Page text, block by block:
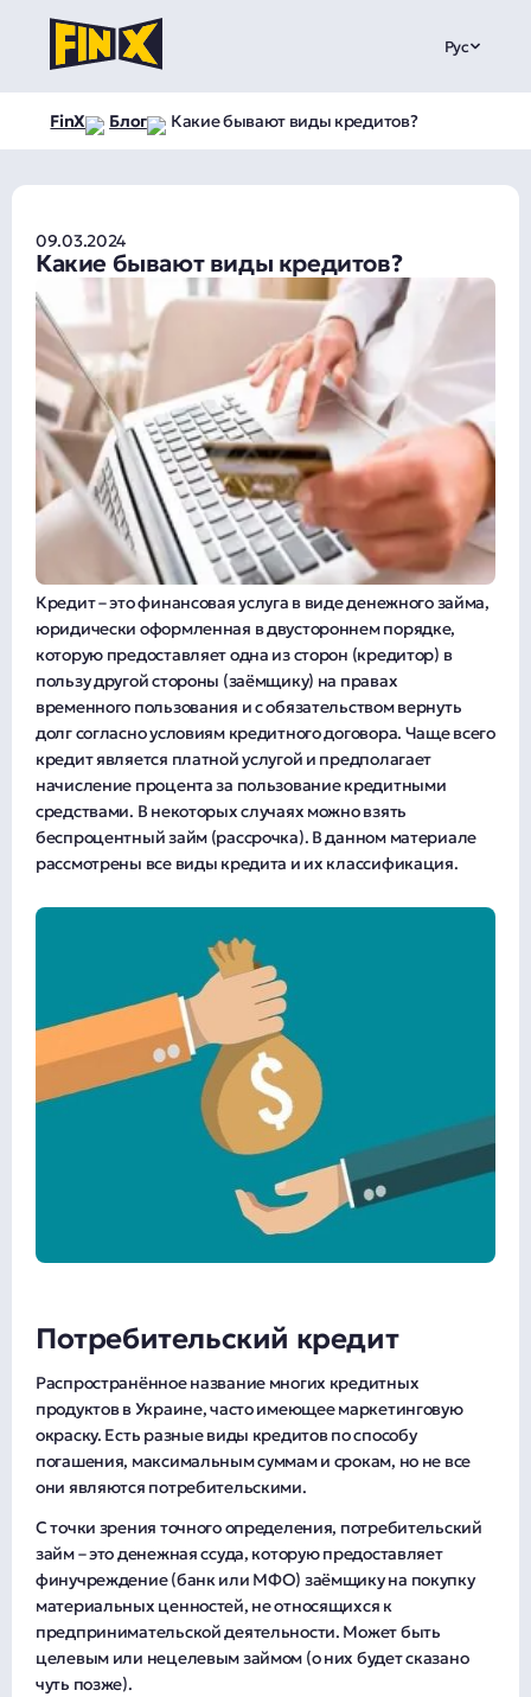
Рус
FinX Блог Какие бывают виды кредитов?
09.03.2024
Какие бывают виды кредитов?
Кредит – это финансовая услуга в виде денежного займа,
юридически оформленная в двустороннем порядке,
которую предоставляет одна из сторон (кредитор) в
пользу другой стороны (заёмщику) на правах
временного пользования и с обязательством вернуть
долг согласно условиям кредитного договора. Чаще всего
кредит является платной услугой и предполагает
начисление процента за пользование кредитными
средствами. В некоторых случаях можно взять
беспроцентный займ (рассрочка). В данном материале
рассмотрены все виды кредита и их классификация.
Потребительский кредит
Распространённое название многих кредитных
продуктов в Украине, часто имеющее маркетинговую
окраску. Есть разные виды кредитов по способу
погашения, максимальным суммам и срокам, но не все
они являются потребительскими.
С точки зрения точного определения, потребительский
займ – это денежная ссуда, которую предоставляет
финучреждение (банк или МФО) заёмщику на покупку
материальных ценностей, не относящихся к
предпринимательской деятельности. Может быть
целевым или нецелевым займом (о них будет сказано
чуть позже).